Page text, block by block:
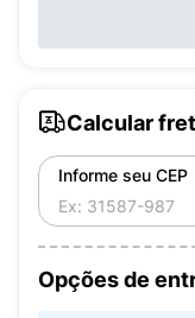
Calcular
Informe seu CEP
Opções de